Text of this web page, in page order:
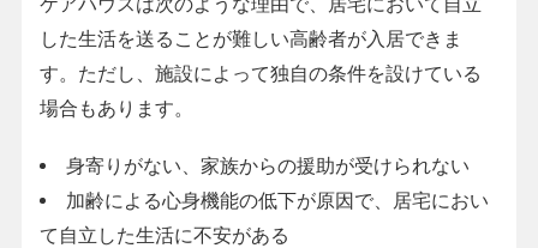
した生活を送ることが難しい高齢者が入居できま
す。ただし、施設によって独自の条件を設けている
場合もあります。
身寄りがない、家族からの援助が受けられない
加齢による心身機能の低下が原因で、居宅におい
て自立した生活に不安がある